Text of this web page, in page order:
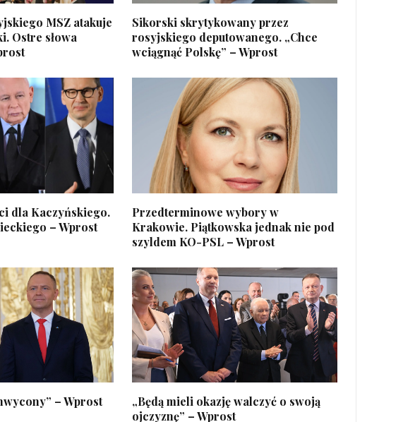
MSZ atakuje
Ostre słowa
Sikorski skrytykowany przez
rosyjskiego deputowanego. „Chce
wciągnąć Polskę” – Wprost
dla Kaczyńskiego.
– Wprost
Przedterminowe wybory w
Krakowie. Piątkowska jednak nie pod
szyldem KO-PSL – Wprost
– Wprost
„Będą mieli okazję walczyć o swoją
ojczyznę” – Wprost